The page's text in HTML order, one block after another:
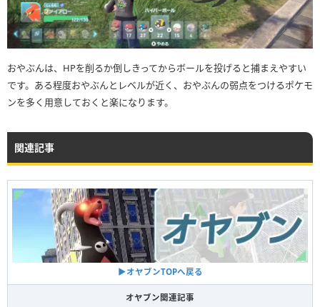
おやぶんは、HPを削るか倒しきってからボールを投げると捕まえやすい
です。ある程度おやぶんとレベルが近く、おやぶんの弱点をつけるポケモ
ンを多く用意しておくと楽になります。
関連記事
▶︎オヤブンTOPへ戻る
オヤブン関連記事